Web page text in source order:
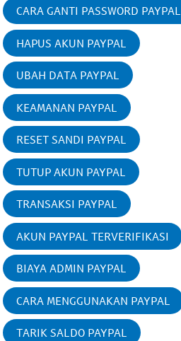
CARA GANTI PASSWORD PAYPAL
HAPUS AKUN PAYPAL
UBAH DATA PAYPAL
KEAMANAN PAYPAL
RESET SANDI PAYPAL
TUTUP AKUN PAYPAL
TRANSAKSI PAYPAL
AKUN PAYPAL TERVERIFIKASI
BIAYA ADMIN PAYPAL
CARA MENGGUNAKAN PAYPAL
TARIK SALDO PAYPAL